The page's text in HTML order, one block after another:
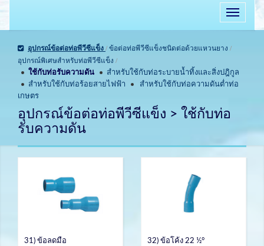
อุปกรณ์ข้อต่อท่อพีวีซีแข็ง/ข้อต่อท่อพีวีซีแข็งชนิดต่อด้วยแหวนยาง /
อุปกรณ์พิเศษสำหรับท่อพีวีซีแข็ง /
ใช้กับท่อรับความดัน
สำหรับใช้กับท่อระบายน้ำทิ้งและสิ่งปฎิกูล
สำหรับใช้กับท่อร้อยสายไฟฟ้า
สำหรับใช้กับท่อความดันต่ำท่อ
เกษตร
อุปกรณ์ข้อต่อท่อพีวีซีแข็ง > ใช้กับท่อ
รับความดัน
31) ข้อลดมือ 32) ข้อโค้ง 22 ½°